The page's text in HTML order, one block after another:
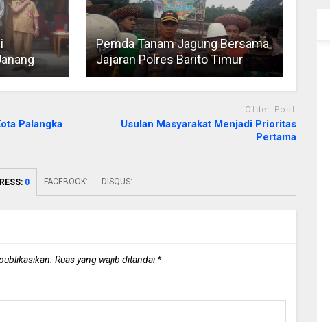
Pemda Tanam Jagung Bersama
Jajaran Polres Barito Timur
Palangka
Older Post
Usulan Masyarakat Menjadi Prioritas
Pertama
0 FACEBOOK: DISQUS:
Ruas yang wajib ditandai*